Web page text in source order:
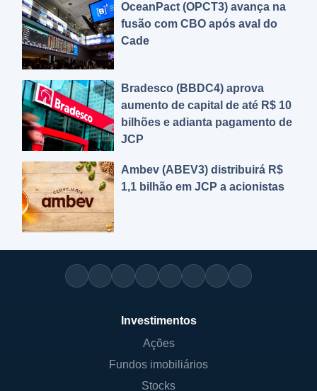
OceanPact (OPCT3) avança na
fusão com CBO após aval do
Cade
Bradesco (BBDC4) aprova
aumento de capital de até R$ 10
bilhões e adianta pagamento de
JCP
Ambev (ABEV3) distribuirá R$
1,1 bilhão em JCP a acionistas
Investimentos
Ações
Fundos imobiliários
Stocks